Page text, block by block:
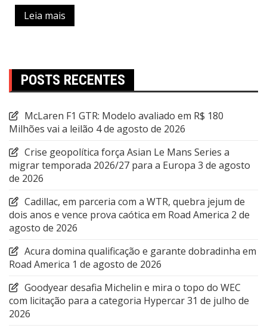
Leia mais
POSTS RECENTES
McLaren F1 GTR: Modelo avaliado em R$ 180
Milhões vai a leilão 4 de agosto de 2026
Crise geopolítica força Asian Le Mans Series a
migrar temporada 2026/27 para a Europa 3 de agosto
de 2026
Cadillac, em parceria com a WTR, quebra jejum de
dois anos e vence prova caótica em Road America 2 de
agosto de 2026
Acura domina qualificação e garante dobradinha em
Road America 1 de agosto de 2026
Goodyear desafia Michelin e mira o topo do WEC
com licitação para a categoria Hypercar31 de julho de
2026